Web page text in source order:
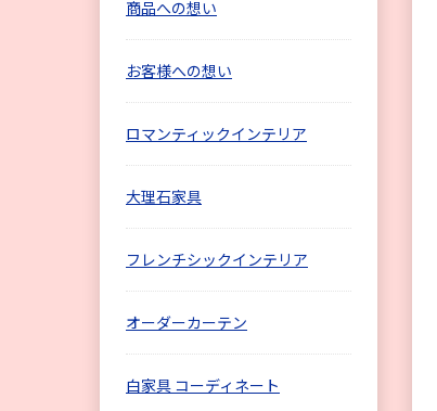
商品への想い
お客様への想い
ロマンティックインテリア
大理石家具
フレンチシックインテリア
オーダーカーテン
白家具 コーディネート